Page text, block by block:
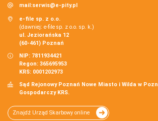
mail:serwis@e-pity.pl
e-file sp. z o.o.
(dawniej: e-file sp. z o.o. sp. k.)
ul. Jeziorańska 12
(60-461) Poznań
NIP: 7811934421
Regon: 365695953
KRS: 0001202973
Sąd Rejonowy Poznań Nowe Miasto i Wilda w
Gospodarczy KRS.
Znajdź Urząd Skarbowy online